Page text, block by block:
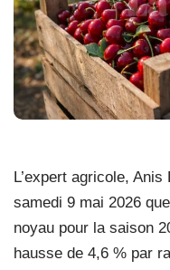
L’expert agricole,
samedi 9 mai 2026
noyau pour la saison
hausse de 4,6 % par